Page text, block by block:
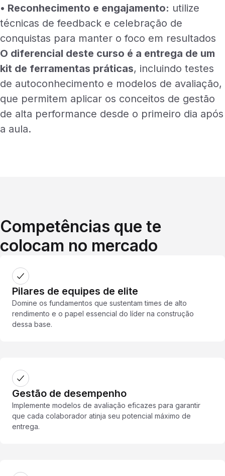
• Reconhecimento e engajamento: utilize
técnicas de feedback e celebração de
conquistas para manter o foco em resultados
O diferencial deste curso é a entrega de um
kit de ferramentas práticas, incluindo testes
de autoconhecimento e modelos de avaliação,
que permitem aplicar os conceitos de gestão
de alta performance desde o primeiro dia após
a aula.
Competências que te
colocam no mercado
Pilares de equipes de elite
Domine os fundamentos que sustentam times de alto
rendimento e o papel essencial do líder na construção
dessa base.
Gestão de desempenho
Implemente modelos de avaliação eficazes para garantir
que cada colaborador atinja seu potencial máximo de
entrega.